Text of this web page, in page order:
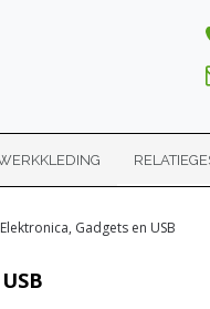
Elektronica, Gadgets en USB